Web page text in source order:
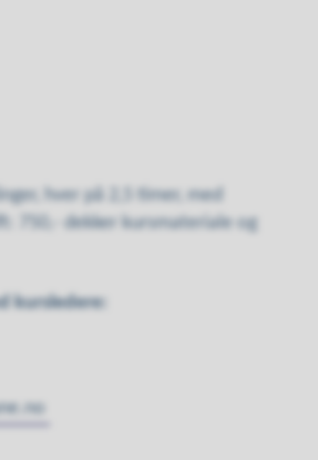
hver på 2,5 timer, med
750,- dekker kursmateriale og
kursledere: